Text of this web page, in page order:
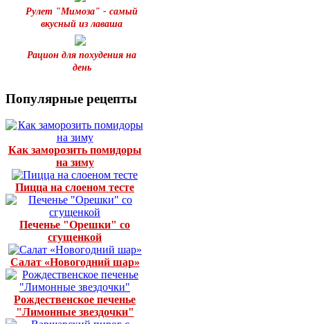
Рулет "Мимоза" - самый
вкусный из лаваша
Рацион для похудения на
день
Популярные рецепты
Как заморозить помидоры
на зиму
Пицца на слоеном тесте
Печенье "Орешки" со
сгущенкой
Салат «Новогодний шар»
Рождественское печенье
"Лимонные звездочки"